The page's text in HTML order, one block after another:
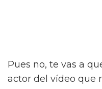
Pues no, te vas a
actor del vídeo que